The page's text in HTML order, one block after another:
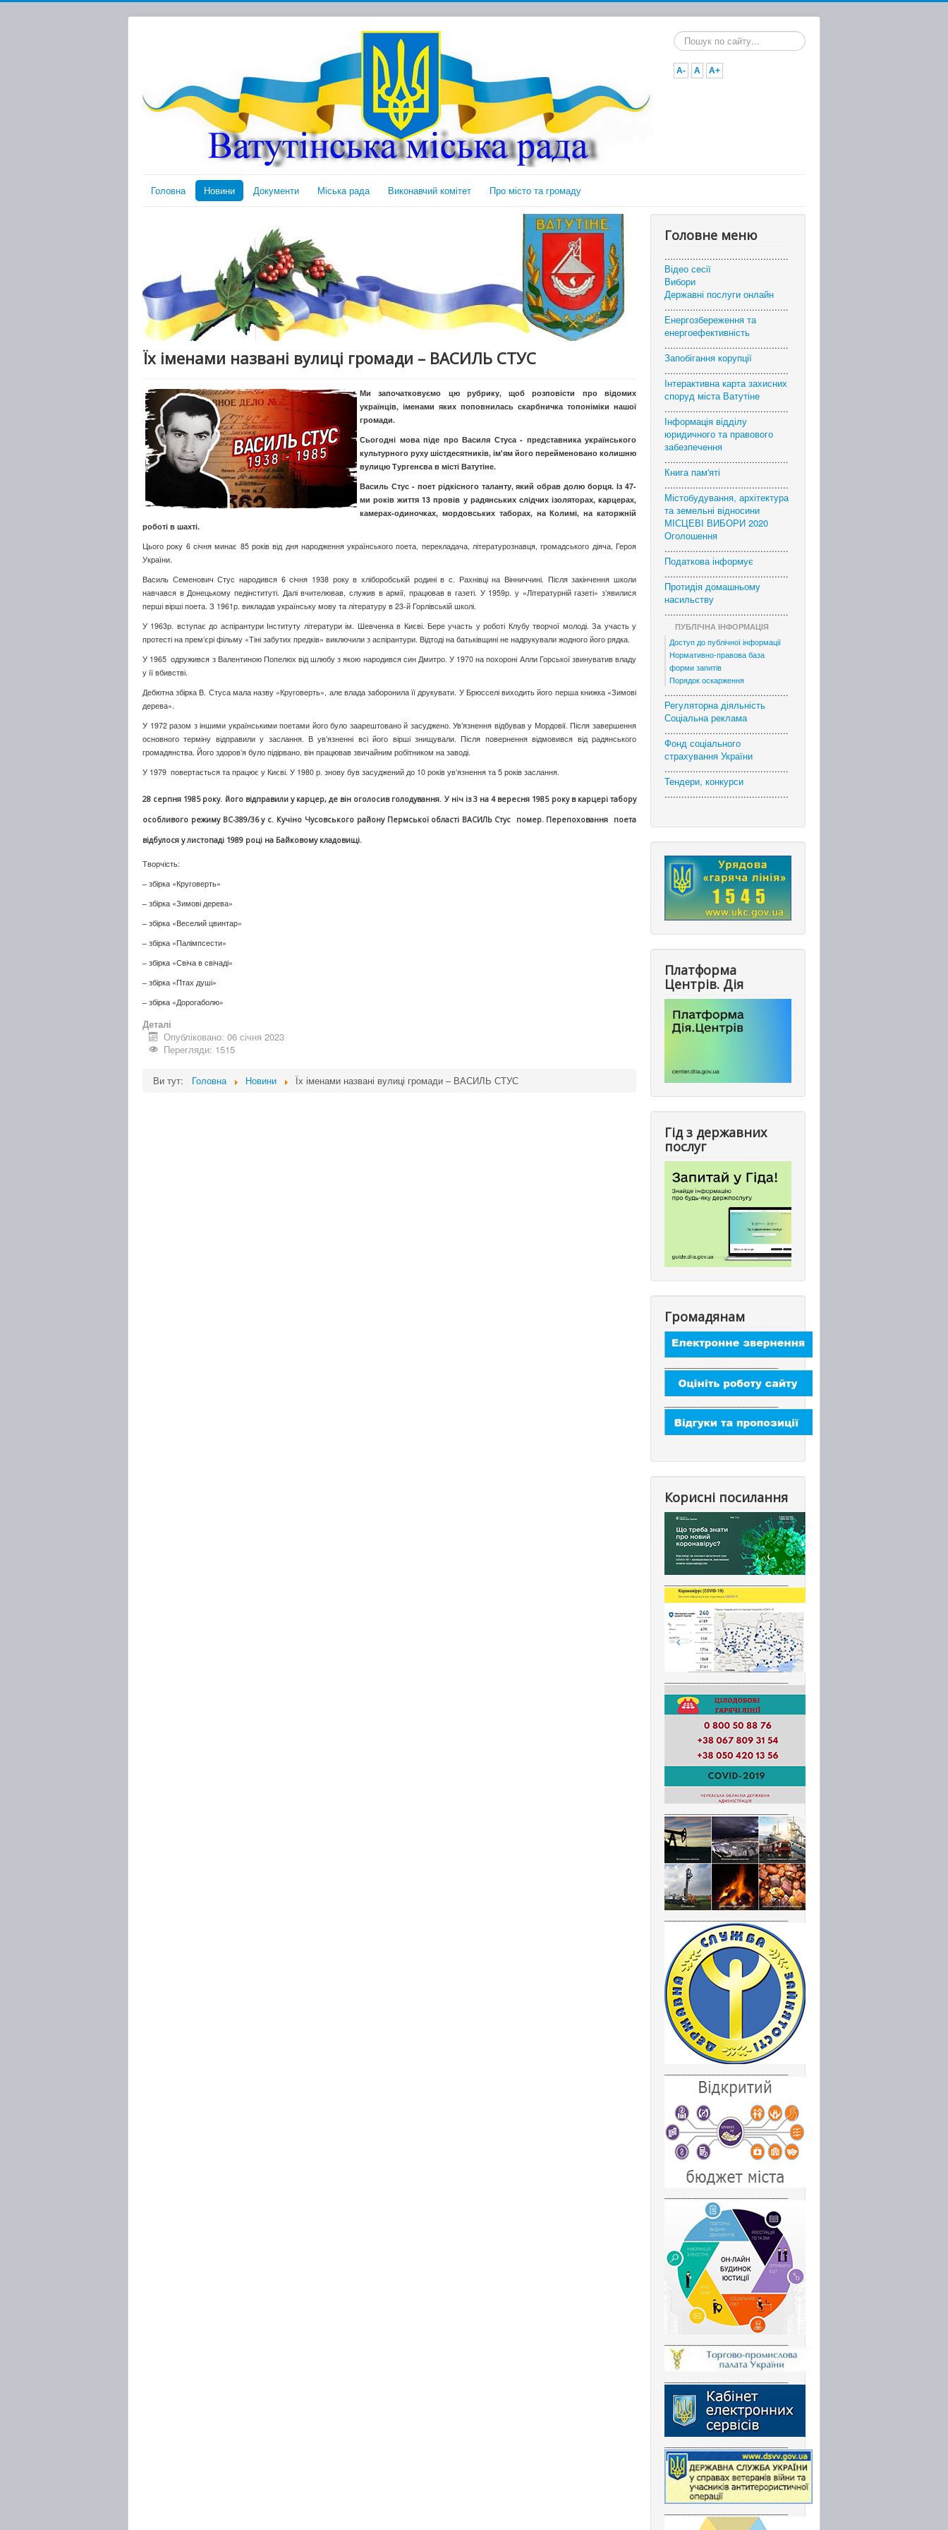
Пошук...
A- A A+
Головна Новини Документи Міська рада Виконавчий комітет Про місто та громаду
Їх іменами названі вулиці громади – ВАСИЛЬ СТУС
Ми започатковуємо цю рубрику, щоб розповісти про відомих
українців, іменами яких поповнилась скарбничка топоніміки нашої
громади.
Сьогодні мова піде про Василя Стуса - представника українського
культурного руху шістдесятників, ім'ям його перейменовано колишню
вулицю Тургенєва в місті Ватутіне.
Василь Стус - поет рідкісного таланту, який обрав долю борця. Із 47-
ми років життя 13 провів у радянських слідчих ізоляторах, карцерах,
камерах-одиночках, мордовських таборах, на Колимі, на каторжній
роботі в шахті.
Цього року 6 січня минає 85 років від дня народження українського поета, перекладача, літературознавця, громадського діяча, Героя
України.
Василь Семенович Стус народився 6 січня 1938 року в хліборобській родині в с. Рахнівці на Вінниччині. Після закінчення школи
навчався в Донецькому педінституті. Далі вчителював, служив в армії, працював в газеті. У 1959р. у «Літературній газеті» з’явилися
перші вірші поета. З 1961р. викладав українську мову та літературу в 23-й Горлівській школі.
У 1963р. вступає до аспірантури Інституту літератури ім. Шевченка в Києві. Бере участь у роботі Клубу творчої молоді. За участь у
протесті на прем’єрі фільму «Тіні забутих предків» виключили з аспірантури. Відтоді на батьківщині не надрукували жодного його рядка.
У 1965 одружився з Валентиною Попелюх від шлюбу з якою народився син Дмитро. У 1970 на похороні Алли Горської звинуватив владу
у її вбивстві.
Дебютна збірка В. Стуса мала назву «Круговерть», але влада заборонила її друкувати. У Брюсселі виходить його перша книжка «Зимові
дерева».
У 1972 разом з іншими українськими поетами його було заарештовано й засуджено. Ув’язнення відбував у Мордовії. Після завершення
основного терміну відправили у заслання. В ув’язненні всі його вірші знищували. Після повернення відмовився від радянського
громадянства. Його здоров’я було підірвано, він працював звичайним робітником на заводі.
У 1979 повертається та працює у Києві. У 1980 р. знову був засуджений до 10 років ув’язнення та 5 років заслання.
28 серпня 1985 року. його відправили у карцер, де він оголосив голодування. У ніч із 3 на 4 вересня 1985 року в карцері табору
особливого режиму ВС-389/36 у с. Кучіно Чусовського району Пермської області ВАСИЛЬ Стус помер. Перепоховання поета
відбулося у листопаді 1989 році на Байковому кладовищі.
Творчість:
– збірка «Круговерть»
– збірка «Зимові дерева»
– збірка «Веселий цвинтар»
– збірка «Палімпсести»
– збірка «Свіча в свічаді»
– збірка «Птах душі»
– збірка «Дорогаболю»
Деталі
Опубліковано: 06 січня 2023
Перегляди: 1515
Ви тут: Головна Новини Їх іменами названі вулиці громади – ВАСИЛЬ СТУС
Головне меню
............................................
Відео сесії
Вибори
Державні послуги онлайн
............................................
Енергозбереження та
енергоефективність
............................................
Запобігання корупції
............................................
Інтерактивна карта захисних
споруд міста Ватутіне
............................................
Інформація відділу
юридичного та правового
забезпечення
............................................
Книга пам'яті
............................................
Містобудування, архітектура
та земельні відносини
МІСЦЕВІ ВИБОРИ 2020
Оголошення
............................................
Податкова інформує
............................................
Протидія домашньому
насильству
............................................
ПУБЛІЧНА ІНФОРМАЦІЯ
Доступ до публічної інформації
Нормативно-правова база
форми запитів
Порядок оскарження
............................................
Регуляторна діяльність
Соціальна реклама
............................................
Фонд соціального
страхування України
............................................
Тендери, конкурси
............................................
Платформа
Центрів. Дія
Гід з державних
послуг
Громадянам
Корисні посилання